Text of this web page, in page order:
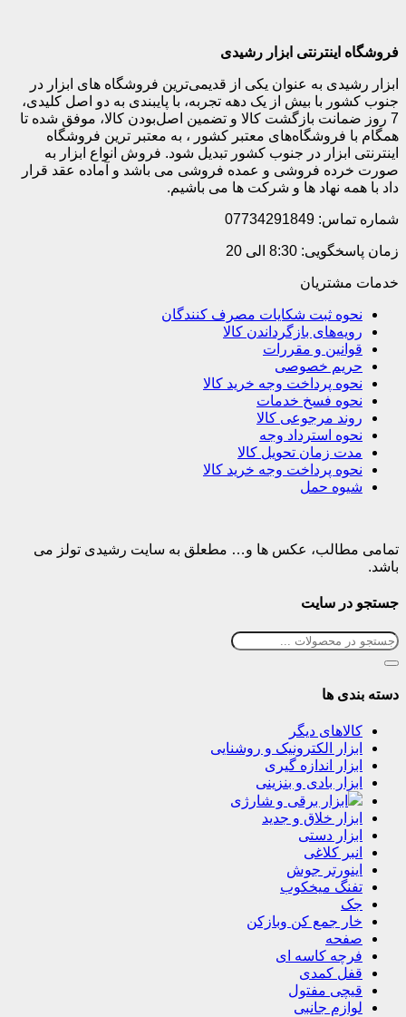
فروشگاه اینترنتی ابزار رشیدی
ابزار رشیدی به عنوان یکی از قدیمی‌ترین فروشگاه های ابزار در
جنوب کشور با بیش از یک دهه تجربه، با پایبندی به دو اصل کلیدی،
7 روز ضمانت بازگشت کالا و تضمین اصل‌بودن کالا، موفق شده تا
همگام با فروشگاه‌های معتبر کشور ، به معتبر ترین فروشگاه
اینترنتی ابزار در جنوب کشور تبدیل شود. فروش انواع ابزار به
صورت خرده فروشی و عمده فروشی می باشد و آماده عقد قرار
داد با همه نهاد ها و شرکت ها می باشیم.
شماره تماس: 07734291849
زمان پاسخگویی: 8:30 الی 20
خدمات مشتریان
نحوه ثبت شکایات مصرف کنندگان
رویه‌های بازگرداندن کالا
قوانین و مقررات
حریم خصوصی
نحوه پرداخت وجه خرید کالا
نحوه فسخ خدمات
روند مرجوعی کالا
نحوه استرداد وجه
مدت زمان تحویل کالا
نحوه پرداخت وجه خرید کالا
شیوه حمل
تمامی مطالب، عکس ها و… مطعلق به سایت رشیدی تولز می
باشد.
جستجو در سایت
دسته بندی ها
کالاهای دیگر
ابزار الکترونیک و روشنایی
ابزار اندازه گیری
ابزار بادی و بنزینی
ابزار برقی و شارژی
ابزار خلاق و جدید
ابزار دستی
انبر کلاغی
اینورتر جوش
تفنگ میخکوب
جک
خار جمع کن وبازکن
صفحه
فرچه کاسه ای
قفل کمدی
قیچی مفتول
لوازم جانبی